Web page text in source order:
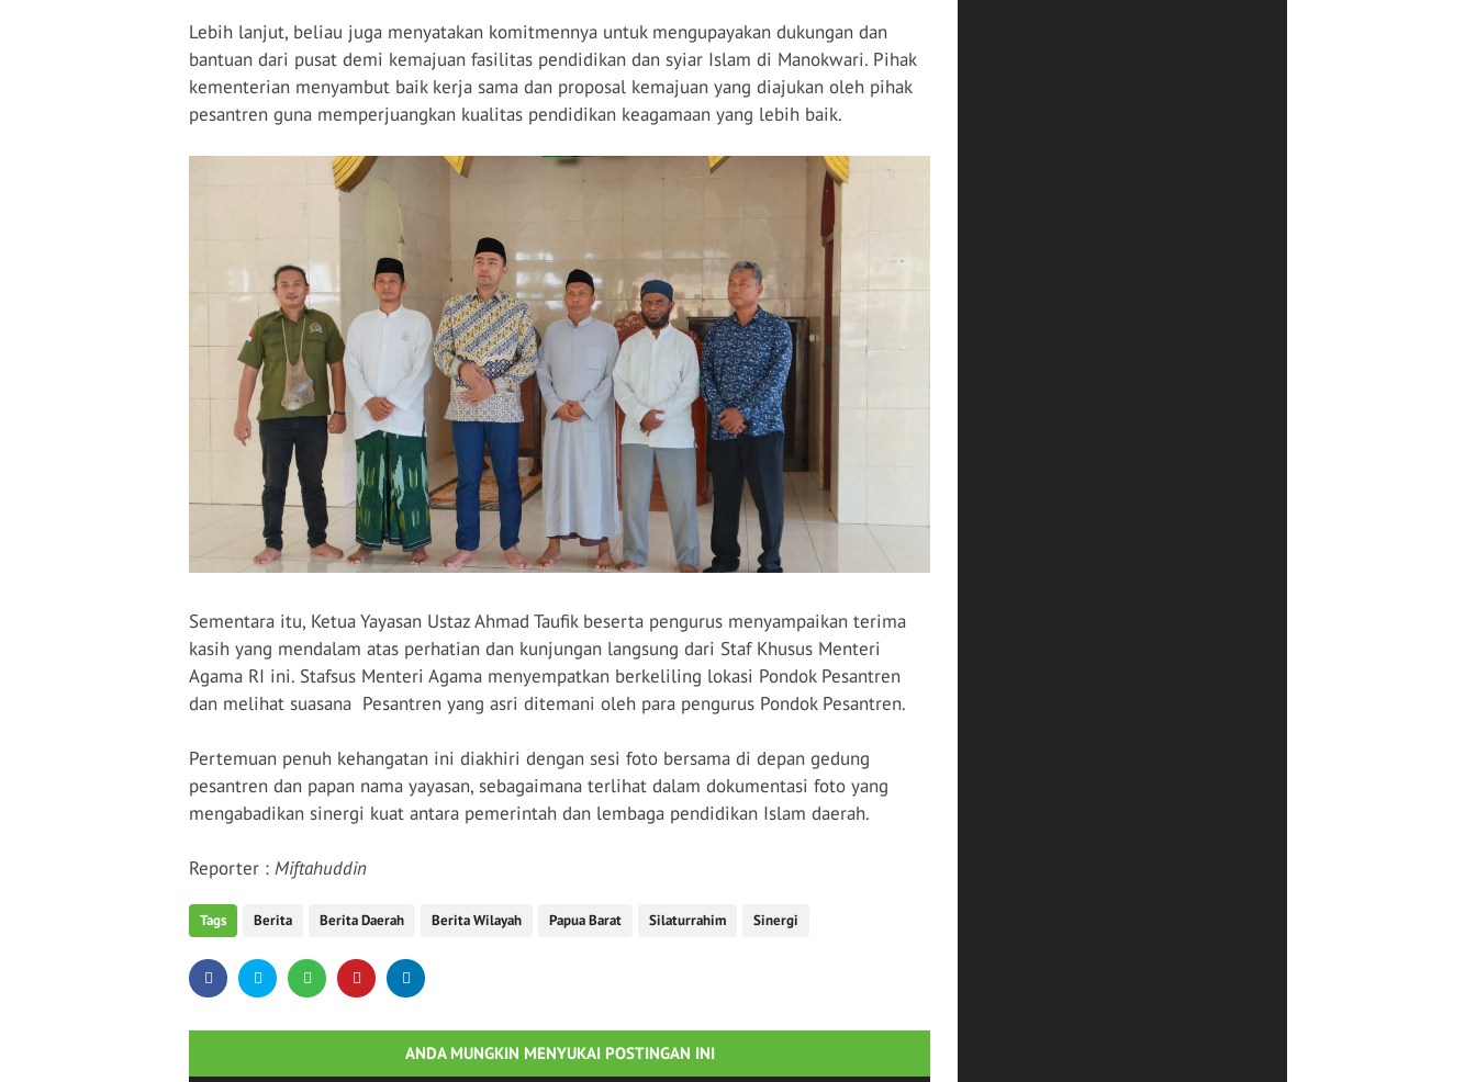
Lebih lanjut, beliau juga menyatakan komitmennya untuk mengupayakan dukungan dan
bantuan dari pusat demi kemajuan fasilitas pendidikan dan syiar Islam di Manokwari. Pihak
kementerian menyambut baik kerja sama dan proposal kemajuan yang diajukan oleh pihak
pesantren guna memperjuangkan kualitas pendidikan keagamaan yang lebih baik.
Sementara itu, Ketua Yayasan Ustaz Ahmad Taufik beserta pengurus menyampaikan terima
kasih yang mendalam atas perhatian dan kunjungan langsung dari Staf Khusus Menteri
Agama RI ini. Stafsus Menteri Agama menyempatkan berkeliling lokasi Pondok Pesantren
dan melihat suasana Pesantren yang asri ditemani oleh para pengurus Pondok Pesantren.
Pertemuan penuh kehangatan ini diakhiri dengan sesi foto bersama di depan gedung
pesantren dan papan nama yayasan, sebagaimana terlihat dalam dokumentasi foto yang
mengabadikan sinergi kuat antara pemerintah dan lembaga pendidikan Islam daerah.
Reporter : Miftahuddin
Tags Berita Berita Daerah Berita Wilayah Papua Barat Silaturrahim Sinergi
ANDA MUNGKIN MENYUKAI POSTINGAN INI